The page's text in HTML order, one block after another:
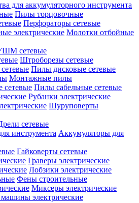
для аккумуляторного инструмента
Пилы торцовочные
Перфораторы сетевые
Молотки отбойные
сетевые
Штроборезы сетевые
Пилы дисковые сетевые
Монтажные пилы
Пилы сабельные сетевые
Рубанки электрические
Шуруповерты
сетевые
Аккумуляторы для
Гайковерты сетевые
Граверы электрические
Лобзики электрические
Фены строительные
Миксеры электрические